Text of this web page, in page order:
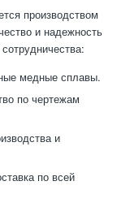
производством
и надежность
медные сплавы.
по чертежам
и
по всей